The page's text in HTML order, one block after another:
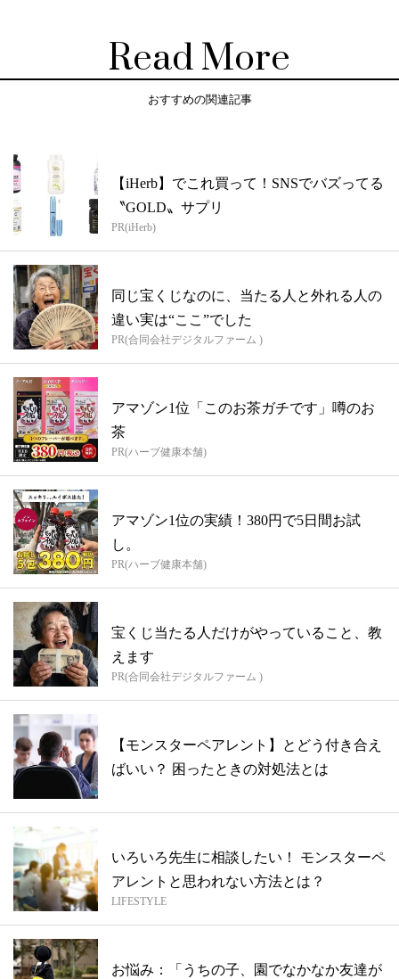
Read More
おすすめの関連記事
【iHerb】でこれ買って！SNSでバズってる
〝GOLD〟サプリ
PR(iHerb)
同じ宝くじなのに、当たる人と外れる人の
違い実は“ここ”でした
PR(合同会社デジタルファーム )
アマゾン1位「このお茶ガチです」噂のお
茶
PR(ハーブ健康本舗)
アマゾン1位の実績！380円で5日間お試
し。
PR(ハーブ健康本舗)
宝くじ当たる人だけがやっていること、教
えます
PR(合同会社デジタルファーム )
【モンスターペアレント】とどう付き合え
ばいい？ 困ったときの対処法とは
いろいろ先生に相談したい！ モンスターペ
アレントと思われない方法とは？
LIFESTYLE
お悩み：「うちの子、園でなかなか友達が